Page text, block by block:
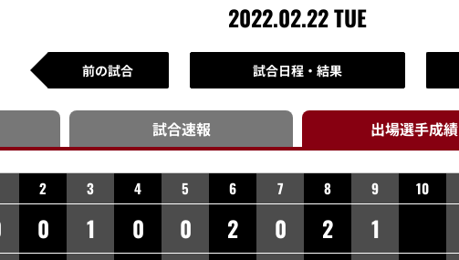
2022.02.22 TUE
前の試合 試合日程・結果
試合速報 出場選手成績
2 3 4 5 6 7 8 9 10
0 1 0 0 2 0 2
1